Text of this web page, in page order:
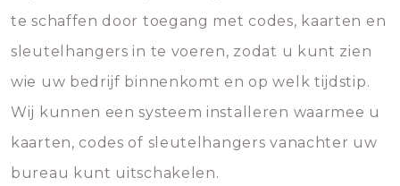
te schaffen door toegang met codes, kaarten en
sleutelhangers in te voeren, zodat u kunt zien
wie uw bedrijf binnenkomt en op welk tijdstip.
Wij kunnen een systeem installeren waarmee u
kaarten, codes of sleutelhangers vanachter uw
bureau kunt uitschakelen.